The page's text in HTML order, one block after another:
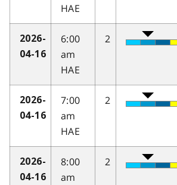
HAE
2026-
04-16
6:00
am
HAE
2
2026-
04-16
7:00
am
HAE
2
2026-
04-16
8:00
am
2